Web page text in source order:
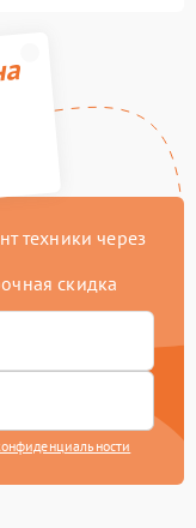
техники через
скидка